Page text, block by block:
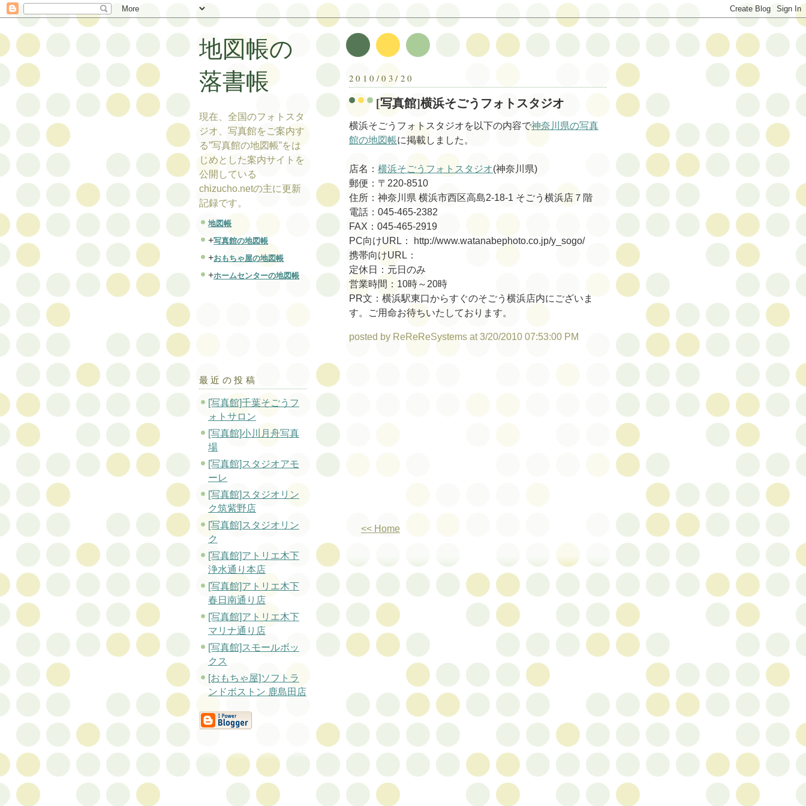
2010/03/20
[写真館]横浜そごうフォトスタジオ
横浜そごうフォトスタジオを以下の内容で神奈川県の写真
館の地図帳に掲載しました。
店名： 横浜そごうフォトスタジオ(神奈川県)
郵便：〒220-8510
住所：神奈川県 横浜市西区高島2-18-1 そごう横浜店７階
電話：045-465-2382
FAX：045-465-2919
PC向けURL： http://www.watanabephoto.co.jp/y_sogo/
携帯向けURL：
定休日：元日のみ
営業時間：10時～20時
PR文：横浜駅東口からすぐのそごう横浜店内にございま
す。ご用命お待ちいたしております。
posted by ReReReSystems at 3/20/2010 07:53:00 PM
<< Home
地図帳の
落書帳
現在、全国のフォトスタ
ジオ、写真館をご案内す
る”写真館の地図帳”をは
じめとした案内サイトを
公開している
chizucho.netの主に更新
記録です。
地図帳
+写真館の地図帳
+おもちゃ屋の地図帳
+ホームセンターの地図帳
最近の投稿
[写真館]千葉そごうフ
ォトサロン
[写真館]小川月舟写真
場
[写真館]スタジオアモ
ーレ
[写真館]スタジオリン
ク筑紫野店
[写真館]スタジオリン
ク
[写真館]アトリエ木下
浄水通り本店
[写真館]アトリエ木下
春日南通り店
[写真館]アトリエ木下
マリナ通り店
[写真館]スモールボッ
クス
[おもちゃ屋]ソフトラ
ンドボストン 鹿島田店